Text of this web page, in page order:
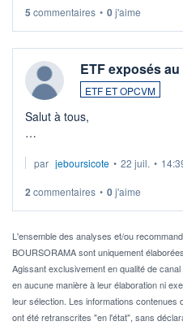
5 commentaires • 0j'aime
ETF exposés
ETF ET OPCVM
Salut à tous,
via un ETF plutôt que des
Idéalement, je voudrais qu'il
Pour l' ...
par jeboursicote • 22 juil. •
2 commentaires • 0j'aime
L'ensemble des analyses et/ou
BOURSORAMA sont uniquement
Agissant exclusivement en qualité de
en aucune manière à leur élaboration ni
leur sélection. Les informations
ont été retranscrites "en l'état", sans